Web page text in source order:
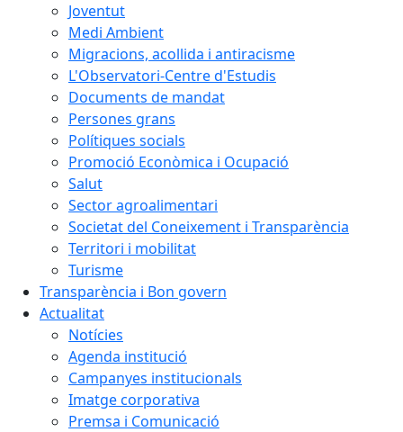
Joventut
Medi Ambient
Migracions, acollida i antiracisme
L'Observatori-Centre d'Estudis
Documents de mandat
Persones grans
Polítiques socials
Promoció Econòmica i Ocupació
Salut
Sector agroalimentari
Societat del Coneixement i Transparència
Territori i mobilitat
Turisme
Transparència i Bon govern
Actualitat
Notícies
Agenda institució
Campanyes institucionals
Imatge corporativa
Premsa i Comunicació